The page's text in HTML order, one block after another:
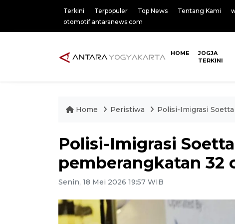
Terkini Terpopuler Top News Tentang Kami
otomotif.antaranews.com
HOME
JOGJA
TERKINI
Home Peristiwa Polisi-Imigrasi
Polisi-Imigrasi
pemberangkatan 32
Senin, 18 Mei 2026 19:57 WIB